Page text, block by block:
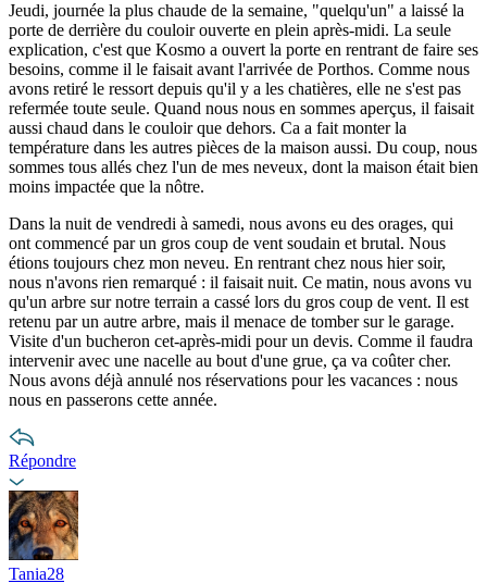
Jeudi, journée la plus chaude de la semaine, "quelqu'un" a laissé la
porte de derrière du couloir ouverte en plein après-midi. La seule
explication, c'est que Kosmo a ouvert la porte en rentrant de faire ses
besoins, comme il le faisait avant l'arrivée de Porthos. Comme nous
avons retiré le ressort depuis qu'il y a les chatières, elle ne s'est pas
refermée toute seule. Quand nous nous en sommes aperçus, il faisait
aussi chaud dans le couloir que dehors. Ca a fait monter la
température dans les autres pièces de la maison aussi. Du coup, nous
sommes tous allés chez l'un de mes neveux, dont la maison était bien
moins impactée que la nôtre.
Dans la nuit de vendredi à samedi, nous avons eu des orages, qui
ont commencé par un gros coup de vent soudain et brutal. Nous
étions toujours chez mon neveu. En rentrant chez nous hier soir,
nous n'avons rien remarqué : il faisait nuit. Ce matin, nous avons vu
qu'un arbre sur notre terrain a cassé lors du gros coup de vent. Il est
retenu par un autre arbre, mais il menace de tomber sur le garage.
Visite d'un bucheron cet-après-midi pour un devis. Comme il faudra
intervenir avec une nacelle au bout d'une grue, ça va coûter cher.
Nous avons déjà annulé nos réservations pour les vacances : nous
nous en passerons cette année.
Répondre
Tania28